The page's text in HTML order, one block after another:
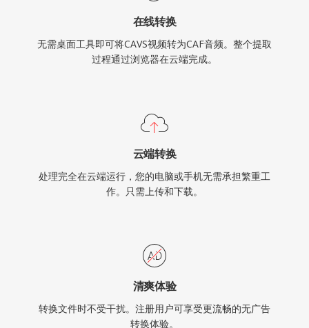
在线转换
无需桌面工具即可将CAVS视频转为CAF音频。整个提取
过程通过浏览器在云端完成。
云端转换
处理完全在云端运行，您的电脑或手机无需承担繁重工
作。只需上传和下载。
清爽体验
转换文件时不受干扰。注册用户可享受更流畅的无广告
转换体验。